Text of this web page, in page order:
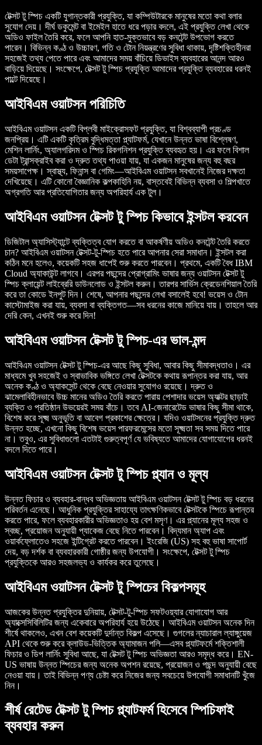
টেক্সট টু স্পিচ একটি যুগান্তকারী প্রযুক্তি, যা কম্পিউটারকে মানুষের মতো কথা বলার
সুযোগ দেয়। দীর্ঘ ডকুমেন্ট বা ইমেইল হাতে ধরে পড়ার বদলে, এই প্রযুক্তি লেখা থেকে
অডিও ফাইল তৈরি করে, ফলে আপনি হাত-মুক্তভাবে বড় কনটেন্ট উপভোগ করতে
পারেন। বিভিন্ন কণ্ঠ ও উচ্চারণ, গতি ও টোন নিয়ন্ত্রণের সুবিধা থাকায়, দৃষ্টিশক্তিহীনরা
সহজেই তথ্য পেতে পারে এবং আমাদের সময় বাঁচিয়ে ডিভাইস ব্যবহারের আনন্দ আরও
বাড়িয়ে দিয়েছে। সংক্ষেপে, টেক্সট টু স্পিচ প্রযুক্তি আমাদের প্রযুক্তি ব্যবহারের ধরনই
পাল্টে দিয়েছে।
আইবিএম ওয়াটসন পরিচিতি
আইবিএম ওয়াটসন একটি বিপ্লবী মাইক্রোসফট প্রযুক্তি, যা বিশ্বব্যাপী প্রচণ্ড
জনপ্রিয়। এটি একটি কৃত্রিম বুদ্ধিমত্তা প্ল্যাটফর্ম, যেখানে উন্নত ভাষা বিশ্লেষণ,
মেশিন লার্নিং, অ্যালগরিদম ও স্পিচ রিকগনিশন প্রযুক্তি ব্যবহৃত হয়। এর ফলে বিশাল
ডেটা ট্রান্সক্রাইব করা ও দ্রুত তথ্য পাওয়া যায়, যা একজন মানুষের জন্য বহু বছর
সময়সাপেক্ষ। স্বাস্থ্য, ফিনান্স বা গেমিং—আইবিএম ওয়াটসন সবখানেই নিজের দক্ষতা
দেখিয়েছে। এটি কোনো বৈজ্ঞানিক কল্পকাহিনি নয়, বাস্তবেই বিভিন্ন ব্যবসা ও শিল্পখাতে
অগ্রগতি আর প্রতিযোগিতার জন্য অপরিহার্য এক টুল।
আইবিএম ওয়াটসন টেক্সট টু স্পিচ কিভাবে ইন্সটল করবেন
ডিজিটাল অ্যাসিস্ট্যান্টে ব্যক্তিত্ব যোগ করতে বা আকর্ষণীয় অডিও কনটেন্ট তৈরি করতে
চান? আইবিএম ওয়াটসন টেক্সট-টু-স্পিচ হতে পারে আপনার সেরা সমাধান। ইন্সটল করা
কঠিন মনে হলেও, কয়েকটি সহজ ধাপেই শুরু করতে পারবেন। প্রথমে, একটি বৈধ IBM
Cloud অ্যাকাউন্ট লাগবে। এরপর পছন্দের প্রোগ্রামিং ভাষার জন্য ওয়াটসন টেক্সট টু
স্পিচ ক্লায়েন্ট লাইব্রেরি ডাউনলোড ও ইন্সটল করুন। তারপর সার্ভিস ক্রেডেনশিয়াল তৈরি
করে তা কোডে ইনপুট দিন। শেষে, আপনার পছন্দের লেখা বসালেই হবে! ভয়েস ও টোন
কাস্টোমাইজ করা যায়, ব্যবসা বা ব্যক্তিগত—সব ধরনের কাজে মানিয়ে যায়। তাহলে আর
দেরি কেন, এখনই শুরু করে দিন!
আইবিএম ওয়াটসন টেক্সট টু স্পিচ-এর ভাল-মন্দ
আইবিএম ওয়াটসন টেক্সট টু স্পিচ-এর আছে কিছু সুবিধা, আবার কিছু সীমাবদ্ধতাও। এর
মাধ্যমে খুব সহজেই ও স্বাভাবিক ভঙ্গিতে লেখা টেক্সটকে কথায় রূপান্তর করা যায়, আর
অনেক কণ্ঠ ও অ্যাকসেন্ট থেকে বেছে নেওয়ার সুযোগও রয়েছে। দ্রুত ও
ঝামেলাবিহীনভাবে উচ্চ মানের অডিও তৈরি করতে পারায় পেশাদার ভয়েস অ্যাক্টর ছাড়াই
ব্যক্তি ও প্রতিষ্ঠান উভয়েরই সময় বাঁচে। তবে AI-জেনারেটেড ভাষার কিছু সীমা থাকে,
বিশেষ করে সূক্ষ্ম অনুভূতি বা আবেগ প্রকাশের ক্ষেত্রে। যদিও ওয়াটসনের প্রযুক্তি দ্রুত
উন্নত হচ্ছে, এখনো কিছু বিশেষ ভয়েস পারফরমেন্সের মতো সূক্ষ্মতা সব সময় দিতে পারে
না। তবুও, এর সুবিধাগুলো এতটাই গুরুত্বপূর্ণ যে ভবিষ্যতে আমাদের যোগাযোগের ধরনই
বদলে দিতে পারে।
আইবিএম ওয়াটসন টেক্সট টু স্পিচ প্ল্যান ও মূল্য
উন্নত ফিচার ও ব্যবহার-বান্ধব অভিজ্ঞতায় আইবিএম ওয়াটসন টেক্সট টু স্পিচ বড় ধরনের
পরিবর্তন এনেছে। আধুনিক প্রযুক্তির সাহায্যে তাৎক্ষণিকভাবে টেক্সটকে স্পিচে রূপান্তর
করতে পারে, ফলে ব্যবহারকারীর অভিজ্ঞতাও হয় বেশ মসৃণ। এর প্ল্যানের মূল্য সহজ ও
স্বচ্ছ, প্রয়োজন অনুযায়ী প্যাকেজ বেছে নিতে পারবেন। বিদ্যমান অ্যাপ এবং
ওয়ার্কফ্লোতেও সহজে ইন্টিগ্রেট করতে পারবেন। ইংরেজি (US) সহ বহু ভাষা সাপোর্ট
দেয়, বড় দর্শক বা ব্যবহারকারী গোষ্ঠীর জন্য উপযোগী। সংক্ষেপে, টেক্সট টু স্পিচ
প্রযুক্তিকে আরও সহজলভ্য ও কার্যকর করে তুলেছে।
আইবিএম ওয়াটসন টেক্সট টু স্পিচের বিকল্পসমূহ
আজকের উন্নত প্রযুক্তির দুনিয়ায়, টেক্সট-টু-স্পিচ সফটওয়্যার যোগাযোগ আর
অ্যাক্সেসিবিলিটির জন্য একেবারে অপরিহার্য হয়ে উঠেছে। আইবিএম ওয়াটসন অনেক দিন
শীর্ষে থাকলেও, এখন বেশ কয়েকটি দুর্দান্ত বিকল্প এসেছে। গুগলের ন্যাচারাল ল্যাঙ্গুয়েজ
API থেকে শুরু করে ক্লাউড-ভিত্তিক অ্যামাজন পলি—এসব প্ল্যাটফর্মে শক্তিশালী
ফিচার ও ডিপ লার্নিং সুবিধা আছে, যা টেক্সট টু স্পিচ অভিজ্ঞতা আরও সমৃদ্ধ করে। EN-
US ভাষায় উন্নত স্পিচের জন্য অনেক অপশন রয়েছে, প্রয়োজন ও পছন্দ অনুযায়ী বেছে
নেওয়া যায়। তাই বিভিন্ন পণ্য চেষ্টা করে নিজের জন্য সবচেয়ে উপযোগী সমাধানটি খুঁজে
নিন।
শীর্ষ রেটেড টেক্সট টু স্পিচ প্ল্যাটফর্ম হিসেবে স্পিচিফাই
ব্যবহার করুন